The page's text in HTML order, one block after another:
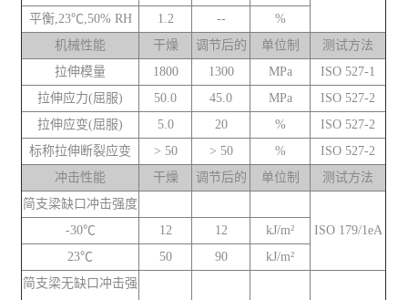
平衡,23℃,50% RH
1.2 --
%
机械性能
干燥 调节后的 单位制
测试方法
拉伸模量
1800 1300 MPa
ISO 527-1
拉伸应力(屈服)
50.0 45.0 MPa
ISO 527-2
拉伸应变(屈服)
5.0 20 %
ISO 527-2
标称拉伸断裂应变
> 50 > 50 %
ISO 527-2
冲击性能
干燥 调节后的 单位制
测试方法
简支梁缺口冲击强度
ISO 179/1eA
-30℃ 12 12
kJ/m²
23℃
50 90
kJ/m²
简支梁无缺口冲击强